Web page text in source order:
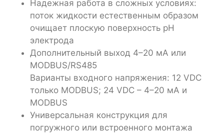
Надежная работа в сложных условиях:
поток жидкости естественным образом
очищает плоскую поверхность рН
электрода
Дополнительный выход 4–20 мА или
MODBUS/RS485
Варианты входного напряжения: 12 VDC
только MODBUS; 24 VDC – 4–20 мА и
MODBUS
Универсальная конструкция для
погружного или встроенного монтажа